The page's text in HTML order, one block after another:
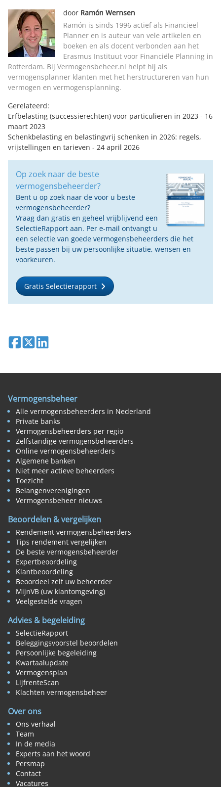
door Ramón Wernsen
Ramón is sinds 1996 actief als Financieel
Planner en is auteur van vele artikelen en
boeken en als docent verbonden aan het
Erasmus Instituut voor Financiële Planning in
Rotterdam. Bij Vermogensbeheer.nl helpt hij als
vermogensplanner klanten met het herstructureren van hun
vermogen en vermogensplanning.
Gerelateerd:
Erfbelasting (successierechten) voor particulieren in 2023 - 16
maart 2023
Schenkbelasting en belastingvrij schenken in 2026: regels,
vrijstellingen en tarieven - 24 april 2026
Op zoek naar de beste
vermogensbeheerder?
Bent u op zoek naar de voor u beste
vermogensbeheerder?
Vraag dan gratis en geheel vrijblijvend een
SelectieRapport aan. Per e-mail ontvangt u
een selectie van goede vermogensbeheerders die het
beste passen bij uw persoonlijke situatie, wensen en
voorkeuren.
Gratis Selectierapport
Deel op Facebook
Deel op XDeel op LinkedIn
Vermogensbeheer
Alle vermogensbeheerders in Nederland
Private banks
Vermogensbeheerders per regio
Zelfstandige vermogensbeheerders
Online vermogensbeheerders
Algemene banken
Niet meer actieve beheerders
Toezicht
Belangenverenigingen
Vermogensbeheer nieuws
Beoordelen & vergelijken
Rendement vermogensbeheerders
Tips rendement vergelijken
De beste vermogensbeheerder
Expertbeoordeling
Klantbeoordeling
Beoordeel zelf uw beheerder
MijnVB (uw klantomgeving)
Veelgestelde vragen
Advies & begeleiding
SelectieRapport
Beleggingsvoorstel beoordelen
Persoonlijke begeleiding
Kwartaalupdate
Vermogensplan
LijfrenteScan
Klachten vermogensbeheer
Over ons
Ons verhaal
Team
In de media
Experts aan het woord
Persmap
Contact
Vacatures